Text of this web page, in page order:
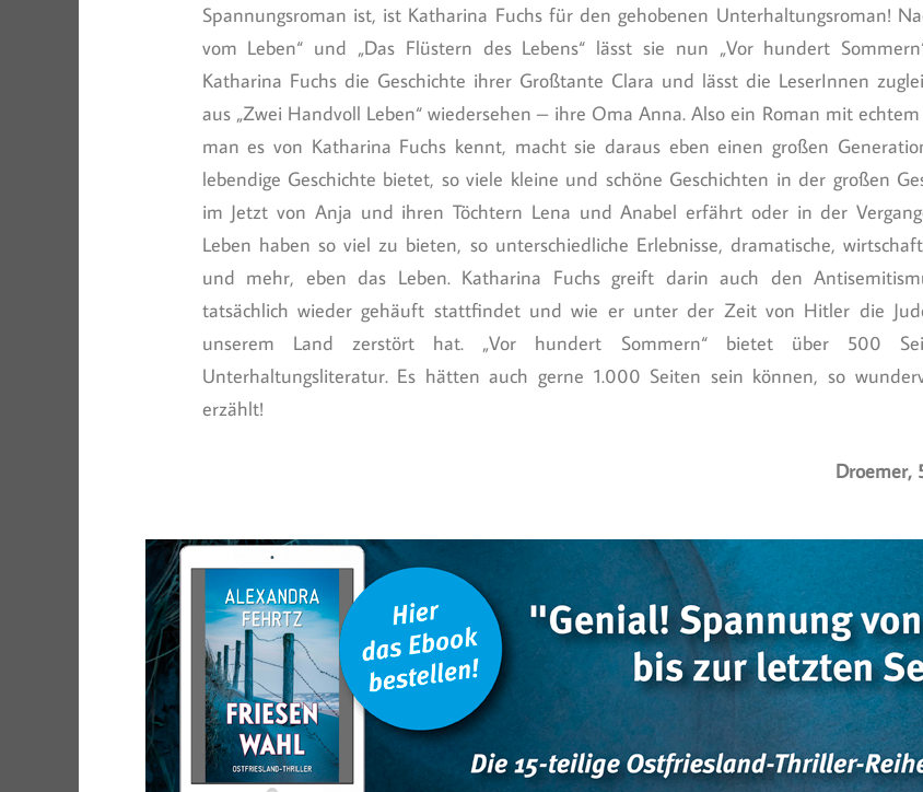
Spannungsroman ist, ist Katharina Fuchs für den gehobenen Unterhaltungsroman!
vom Leben“ und „Das Flüstern des Lebens“ lässt sie nun „Vor hundert
Katharina Fuchs die Geschichte ihrer Großtante Clara und lässt die LeserInnen
aus „Zwei Handvoll Leben“ wiedersehen – ihre Oma Anna. Also ein Roman mit
man es von Katharina Fuchs kennt, macht sie daraus eben einen großen
lebendige Geschichte bietet, so viele kleine und schöne Geschichten in der großen
im Jetzt von Anja und ihren Töchtern Lena und Anabel erfährt oder in der
Leben haben so viel zu bieten, so unterschiedliche Erlebnisse, dramatische,
und mehr, eben das Leben. Katharina Fuchs greift darin auch den
tatsächlich wieder gehäuft stattfindet und wie er unter der Zeit von Hitler die
unserem Land zerstört hat. „Vor hundert Sommern“ bietet über 500
Unterhaltungsliteratur. Es hätten auch gerne 1.000 Seiten sein können, so
erzählt!
Droemer,